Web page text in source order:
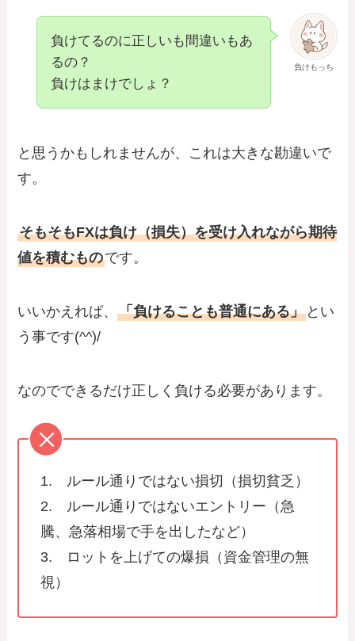
負けもっち
負けてるのに正しいも間違いもあ
るの？
負けはまけでしょ？
と思うかもしれませんが、これは大きな勘違いで
す。
そもそもFXは負け（損失）を受け入れながら期待
値を積むものです。
いいかえれば、「負けることも普通にある」 とい
う事です(^^)/
なのでできるだけ正しく負ける必要があります。
1. ルール通りではない損切（損切貧乏）
2. ルール通りではないエントリー（急
騰、急落相場で手を出したなど）
3. ロットを上げての爆損（資金管理の無
視）